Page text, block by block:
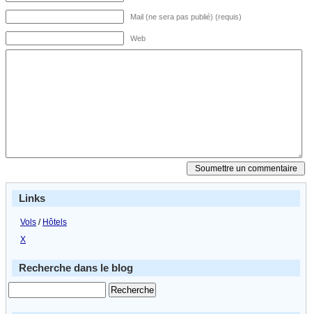
Mail (ne sera pas publié) (requis)
Web
Links
Vols / Hôtels
X
Recherche dans le blog